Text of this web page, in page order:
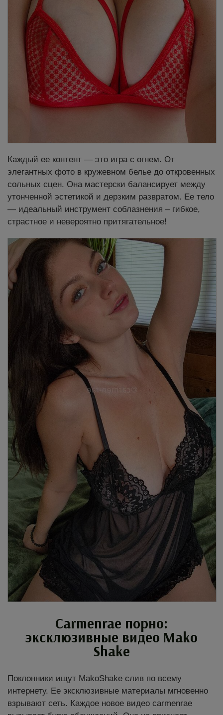
Каждый ее контент — это игра с огнем. От
элегантных фото в кружевном белье до откровенных
сольных сцен. Она мастерски балансирует между
утонченной эстетикой и дерзким развратом. Ее тело
— идеальный инструмент соблазнения – гибкое,
страстное и невероятно притягательное!
Carmenrae порно:
эксклюзивные видео Mako
Shake
Поклонники ищут MakoShake слив по всему
интернету. Ее эксклюзивные материалы мгновенно
взрывают сеть. Каждое новое видео carmenrae